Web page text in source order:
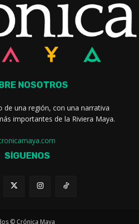
NOSOTROS
de una región, con una narrativa
importantes de la Riviera Maya.
SÍGUENOS
© Crónica Maya